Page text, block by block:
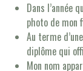
Dans l’année
photo de mon
Au terme
diplôme qui
Mon nom